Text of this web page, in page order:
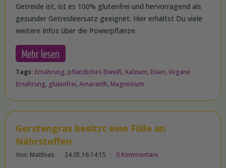
Getreide ist, ist es 100% glutenfrei und hervorragend als
gesunder Getreideersatz geeignet. Hier erhältst Du viele
weitere Infos über die Powerpflanze.
Mehr lesen
Tags: Ernährung, pflanzliches Eiweiß, Kalzium, Eisen, Vegane
Ernährung, glutenfrei, Amaranth, Magnesium
Gerstengras besitzt eine Fülle an
Nährstoffen
Von: Matthias 24.05.16 14:15 0 Kommentare